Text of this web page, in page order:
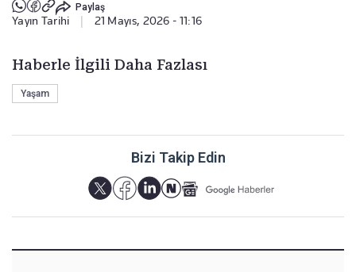
Paylaş
Yayın Tarihi 21 Mayıs, 2026 - 11:16
Haberle İlgili Daha Fazlası
Yaşam
Bizi Takip Edin